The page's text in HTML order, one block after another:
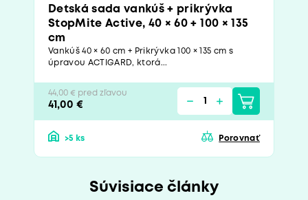
Detská sada vankúš + prikrývka
StopMite Active, 40 × 60 + 100 × 135
cm
Vankúš 40 × 60 cm + Prikrývka 100 × 135 cm s
úpravou ACTIGARD, ktorá...
44,00 € pred zľavou
41,00 €
>5 ks Porovnať
Súvisiace články